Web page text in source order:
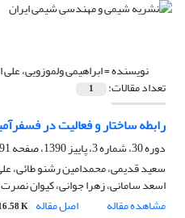
نویسنده =ابراهیمی ولموزویی،
تعداد مقالات: 1
رابطه ساختار و فعالیت در
دوره 30، شماره 3، پاییز 1390، صفحه
91-105
سعید قدیمی، محمدامین رشنو طائی،
اسعد سامانی، زهرا جوانی، کیوان نصرت
مشاهده مقاله
اصل مقاله K